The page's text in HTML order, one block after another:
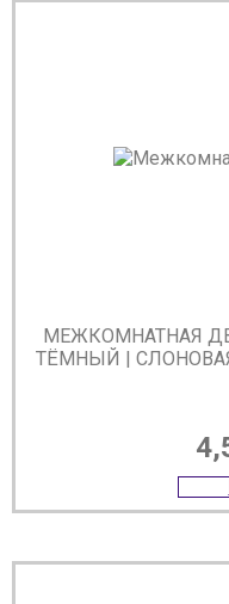
МЕЖКОМНАТНАЯ
ТЁМНЫЙ | СЛОНОВАЯ